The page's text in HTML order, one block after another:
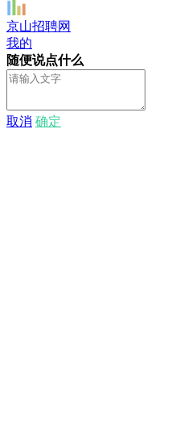
京山招聘网
我的
随便说点什么
取消 确定